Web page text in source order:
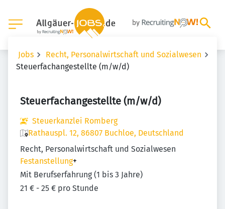
Jobs
Recht, Personalwirtschaft und Sozialwesen
Steuerfachangestellte (m/w/d)
Steuerfachangestellte (m/w/d)
Steuerkanzlei Romberg
Rathauspl. 12, 86807 Buchloe, Deutschland
Recht, Personalwirtschaft und Sozialwesen
Festanstellung+
Mit Berufserfahrung (1 bis 3 Jahre)
21 € - 25 € pro Stunde